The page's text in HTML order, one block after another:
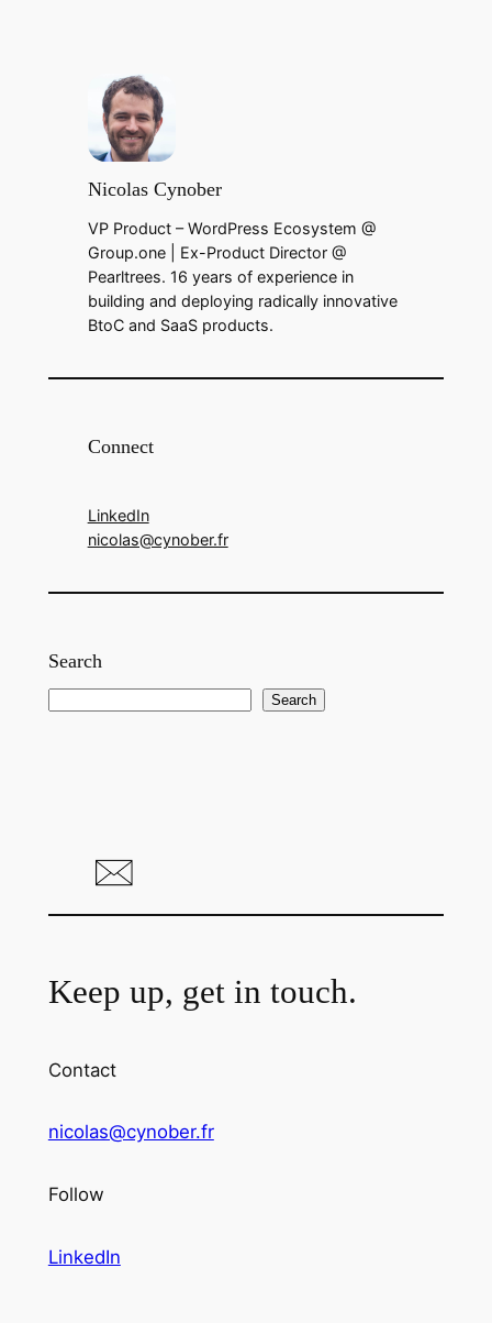
Nicolas Cynober
VP Product – WordPress Ecosystem @
Group.one | Ex-Product Director @
Pearltrees. 16 years of experience in
building and deploying radically innovative
BtoC and SaaS products.
Connect
LinkedIn
nicolas@cynober.fr
Search
Search
Keep up, get in touch.
Contact
nicolas@cynober.fr
Follow
LinkedIn